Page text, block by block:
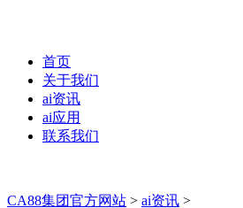
首页
关于我们
ai资讯
ai应用
联系我们
CA88集团官方网站 > ai资讯 >